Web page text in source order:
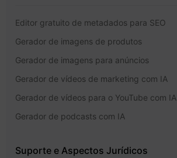
Editor gratuito de metadados para SEO
Gerador de imagens de produtos
Gerador de imagens para anúncios
Gerador de vídeos de marketing com IA
Gerador de vídeos para o YouTube com IA
Gerador de podcasts com IA
Suporte e Aspectos Jurídicos